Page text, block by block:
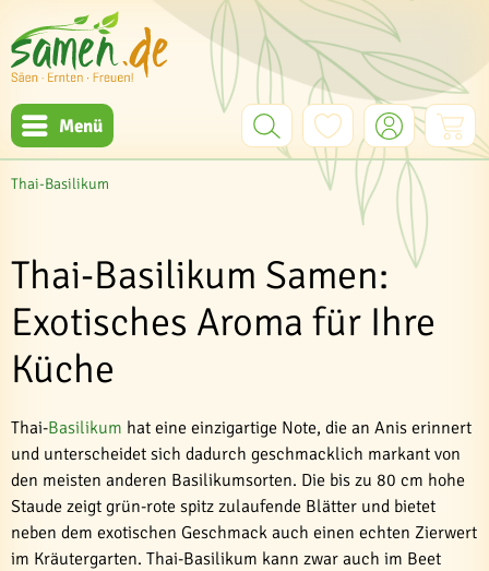
Menü
Thai-Basilikum
Thai-Basilikum Samen:
Exotisches Aroma für Ihre
Küche
Thai-Basilikum hat eine einzigartige Note, die an Anis erinnert
und unterscheidet sich dadurch geschmacklich markant von
den meisten anderen Basilikumsorten. Die bis zu 80 cm hohe
Staude zeigt grün-rote spitz zulaufende Blätter und bietet
neben dem exotischen Geschmack auch einen echten Zierwert
im Kräutergarten. Thai-Basilikum kann zwar auch im Beet